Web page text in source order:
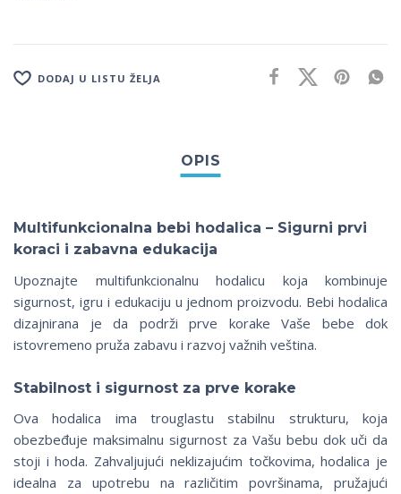
DODAJ U LISTU ŽELJA
Multifunkcionalna bebi hodalica – Sigurni prvi
koraci i zabavna edukacija
Upoznajte multifunkcionalnu hodalicu koja kombinuje
sigurnost, igru i edukaciju u jednom proizvodu. Bebi hodalica
dizajnirana je da podrži prve korake Vaše bebe dok
istovremeno pruža zabavu i razvoj važnih veština.
Stabilnost i sigurnost za prve korake
Ova hodalica ima trouglastu stabilnu strukturu, koja
obezbeđuje maksimalnu sigurnost za Vašu bebu dok uči da
stoji i hoda. Zahvaljujući neklizajućim točkovima, hodalica je
idealna za upotrebu na različitim površinama, pružajući